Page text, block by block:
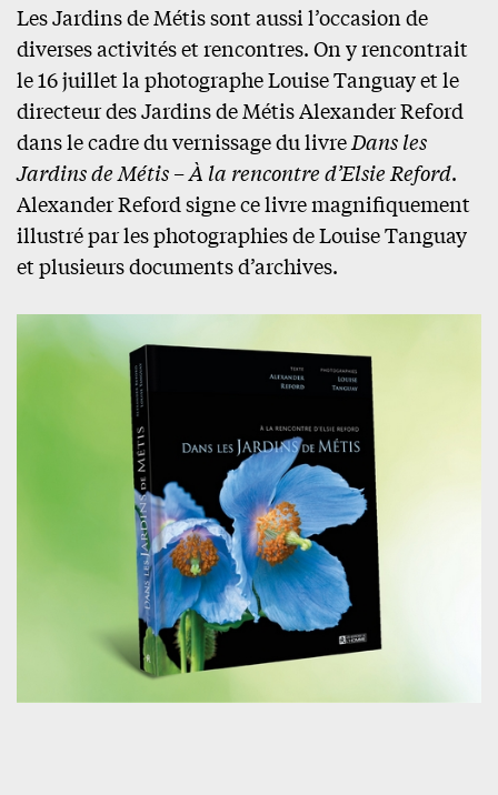
Les Jardins de Métis sont aussi l’occasion de
diverses activités et rencontres. On y rencontrait
le 16 juillet la photographe Louise Tanguay et le
directeur des Jardins de Métis Alexander Reford
dans le cadre du vernissage du livreDans les
Jardins de Métis – À la rencontre d’Elsie Reford.
Alexander Reford signe ce livre magnifiquement
illustré par les photographies de Louise Tanguay
et plusieurs documents d’archives.